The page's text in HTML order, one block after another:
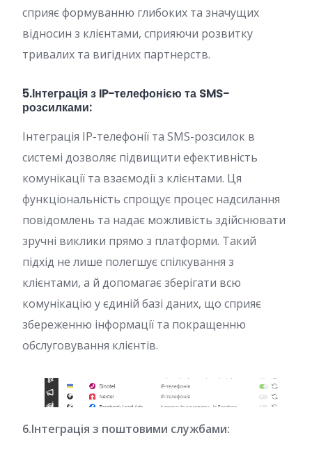
сприяє формуванню глибоких та значущих
відносин з клієнтами, сприяючи розвитку
тривалих та вигідних партнерств.
5.Інтеграція з IP-телефонією та SMS-
розсилками:
Інтеграція IP-телефонії та SMS-розсилок в
системі дозволяє підвищити ефективність
комунікації та взаємодії з клієнтами. Ця
функціональність спрощує процес надсилання
повідомлень та надає можливість здійснювати
зручні виклики прямо з платформи. Такий
підхід не лише полегшує спілкування з
клієнтами, а й допомагає зберігати всю
комунікацію у єдиній базі даних, що сприяє
збереженню інформації та покращенню
обслуговування клієнтів.
6.Інтеграція з поштовими службами: